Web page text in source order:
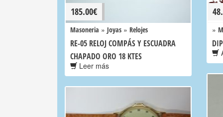
185.00€
Masoneria » Joyas » Relojes
RE-05 RELOJ COMPÁS Y ESCUADRA
CHAPADO ORO 18 KTES
Leer más
»